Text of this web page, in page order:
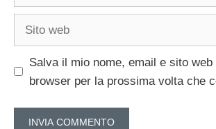
Salva il mio nome, email e sito web
browser per la prossima volta che